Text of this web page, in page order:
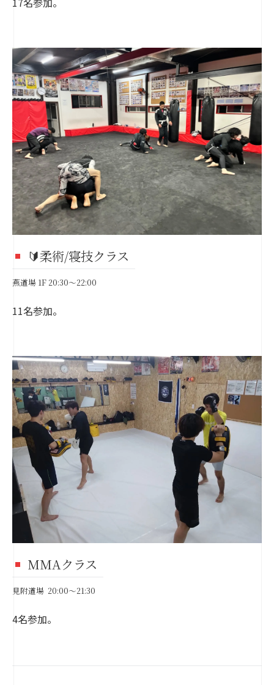
🔰柔術/寝技クラス
燕道場 1F 20:30～22:00
11名参加。
MMAクラス
見附道場 20:00～21:30
4名参加。